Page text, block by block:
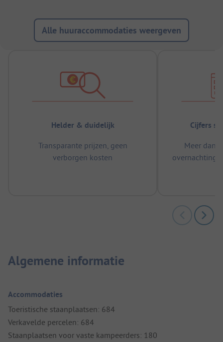
Alle huuraccommodaties weergeven
Helder & duidelijk
Transparante prijzen, geen
verborgen kosten
Cijfers
Meer dan
Algemene informatie
Accommodaties
Toeristische staanplaatsen: 684
Verkavelde percelen: 684
Staanplaatsen voor vaste kampeerders: 180